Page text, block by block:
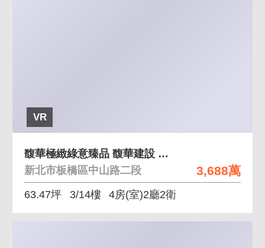
VR
3,688萬
馥華極緻綠意臻品 馥華建設 精工打造 綠意盎然
新北市板橋區中山路二段
63.47坪 3/14樓 4房(室)2廳2衛